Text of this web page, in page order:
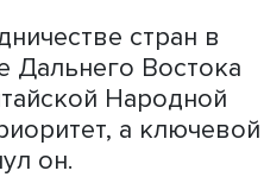
представителя
Юрия Трутнева и
Минтранса.